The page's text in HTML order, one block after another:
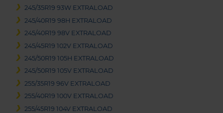
245/35R19 93W EXTRALOAD
245/40R19 98H EXTRALOAD
245/40R19 98V EXTRALOAD
245/45R19 102V EXTRALOAD
245/50R19 105H EXTRALOAD
245/50R19 105V EXTRALOAD
255/35R19 96V EXTRALOAD
255/40R19 100V EXTRALOAD
255/45R19 104V EXTRALOAD